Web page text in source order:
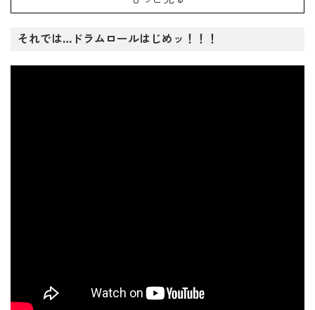
6位 八鰻 炭焼うなぎ竹乃屋でパート募集中！
にオープン！
それでは…ドラムロールはじめッ！！！